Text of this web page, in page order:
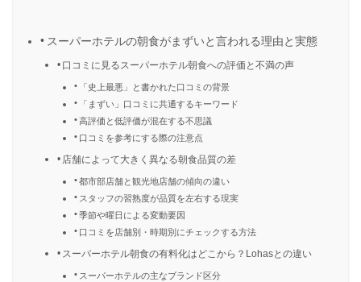
スーパーホテルの朝食がまずいと言われる理由と実態
口コミに見るスーパーホテル朝食への評価と不満の声
「史上最悪」と書かれた口コミの背景
「まずい」口コミに共通するキーワード
高評価と低評価が混在する不思議
口コミを参考にする際の注意点
店舗によって大きく異なる朝食品質の差
都市部店舗と観光地店舗の傾向の違い
スタッフの習熟度が品質を左右する現実
季節や曜日による変動要因
口コミを店舗別・時期別にチェックする方法
スーパーホテル朝食の有料化はどこから？Lohasとの違い
スーパーホテルの主なブランド区分